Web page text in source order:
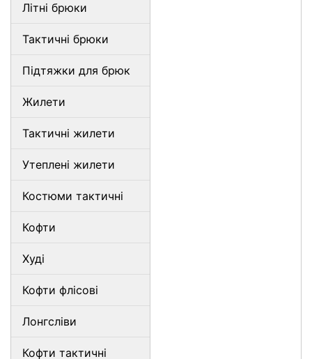
Літні брюки
Тактичні брюки
Підтяжки для брюк
Жилети
Тактичні жилети
Утеплені жилети
Костюми тактичні
Кофти
Худі
Кофти флісові
Лонгсліви
Кофти тактичні